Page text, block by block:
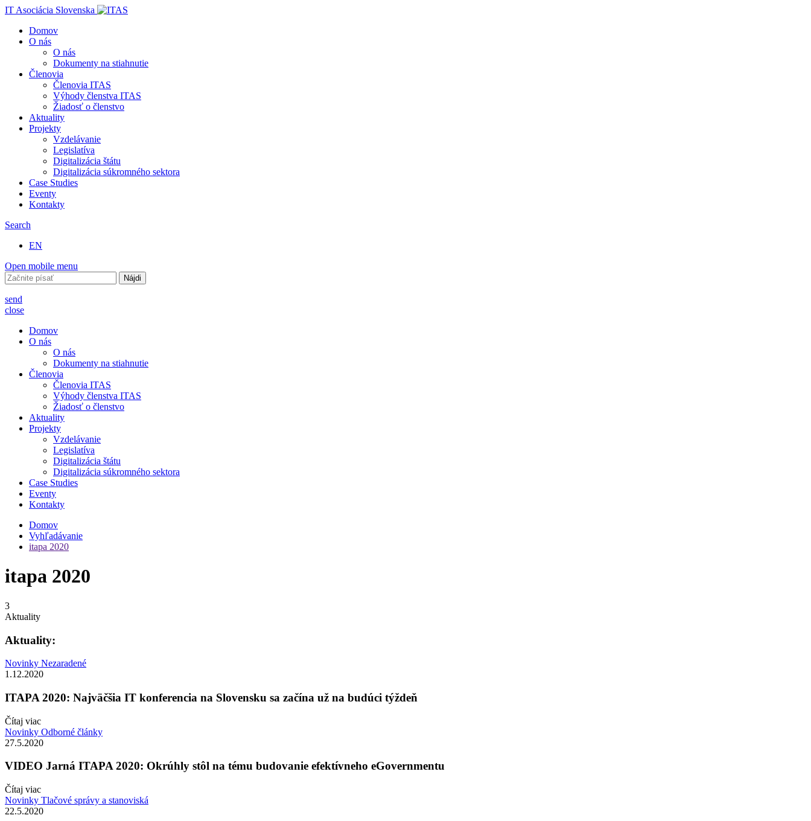
IT Asociácia Slovenska
Domov
O nás
O nás
Dokumenty na stiahnutie
Členovia
Členovia ITAS
Výhody členstva ITAS
Žiadosť o členstvo
Aktuality
Projekty
Vzdelávanie
Legislatíva
Digitalizácia štátu
Digitalizácia súkromného sektora
Case Studies
Eventy
Kontakty
Search
EN
Open mobile menu
Hľadať:
send
close
Domov
O nás
O nás
Dokumenty na stiahnutie
Členovia
Členovia ITAS
Výhody členstva ITAS
Žiadosť o členstvo
Aktuality
Projekty
Vzdelávanie
Legislatíva
Digitalizácia štátu
Digitalizácia súkromného sektora
Case Studies
Eventy
Kontakty
Domov
Vyhľadávanie
itapa 2020
itapa 2020
3
Aktuality
Aktuality:
Novinky Nezaradené
1.12.2020
ITAPA 2020: Najväčšia IT konferencia na Slovensku sa začína už na budúci týždeň
Čítaj viac
Novinky Odborné články
27.5.2020
VIDEO Jarná ITAPA 2020: Okrúhly stôl na tému budovanie efektívneho eGovernmentu
Čítaj viac
Novinky Tlačové správy a stanoviská
22.5.2020